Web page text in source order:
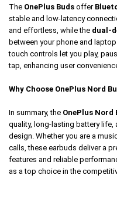
The OnePlus Buds offer
stable and low-latency
and effortless, while the dual-
between your phone and
touch controls let you play,
tap, enhancing user
Why Choose OnePlus Nord
In summary, the OnePlus Nord
quality, long-lasting battery
design. Whether you are a
calls, these earbuds deliver a
features and reliable
as a top choice in the